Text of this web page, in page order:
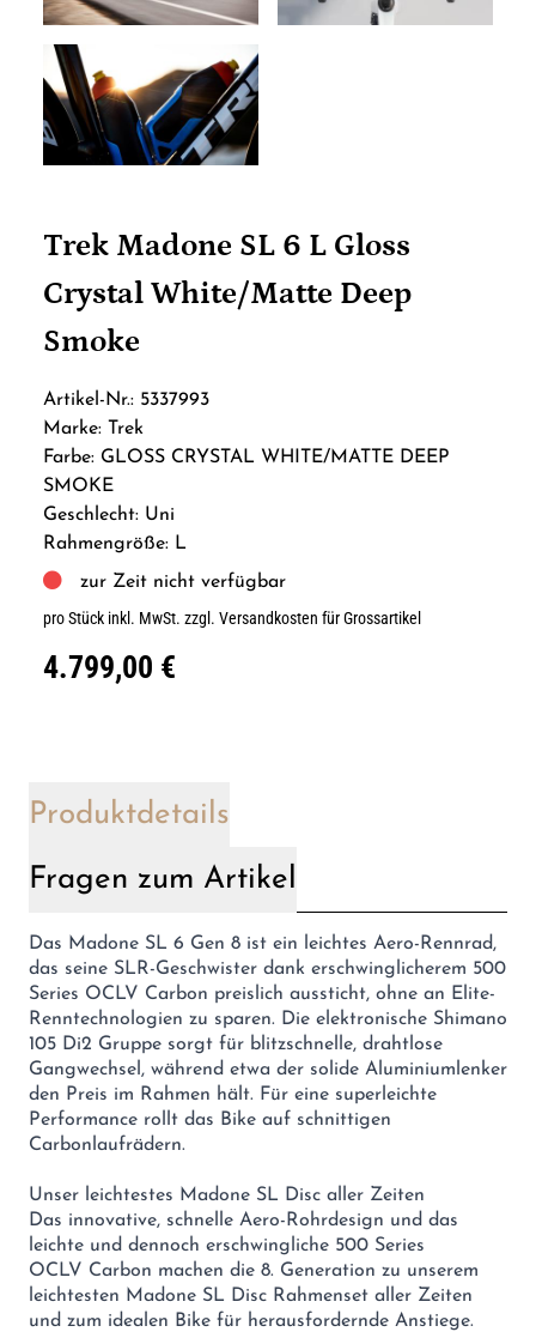
Trek Madone SL 6 L Gloss
Crystal White/Matte Deep
Smoke
Artikel-Nr.: 5337993
Marke: Trek
Farbe: GLOSS CRYSTAL WHITE/MATTE DEEP
SMOKE
Geschlecht: Uni
Rahmengröße: L
zur Zeit nicht verfügbar
pro Stück inkl. MwSt. zzgl. Versandkosten für Grossartikel
4.799,00 €
Produktdetails
Fragen zum Artikel
Das Madone SL 6 Gen 8 ist ein leichtes Aero-Rennrad,
das seine SLR-Geschwister dank erschwinglicherem 500
Series OCLV Carbon preislich aussticht, ohne an Elite-
Renntechnologien zu sparen. Die elektronische Shimano
105 Di2 Gruppe sorgt für blitzschnelle, drahtlose
Gangwechsel, während etwa der solide Aluminiumlenker
den Preis im Rahmen hält. Für eine superleichte
Performance rollt das Bike auf schnittigen
Carbonlaufrädern.
Unser leichtestes Madone SL Disc aller Zeiten
Das innovative, schnelle Aero-Rohrdesign und das
leichte und dennoch erschwingliche 500 Series
OCLV Carbon machen die 8. Generation zu unserem
leichtesten Madone SL Disc Rahmenset aller Zeiten
und zum idealen Bike für herausfordernde Anstiege.